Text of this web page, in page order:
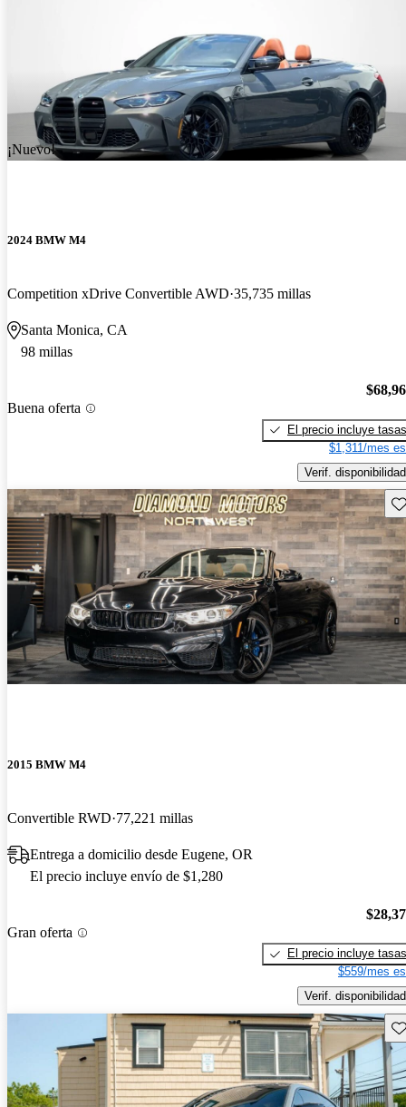
¡Nuevo!
2024 BMW M4
Competition xDrive Convertible AWD 35,735 millas
Santa Monica, CA
98 millas
Buena oferta
El precio incluye tasas
$1,311/mes
Verif. disponibilidad
2015 BMW M4
Convertible RWD 77,221 millas
Entrega a domicilio desde Eugene, OR
El precio incluye envío de $1,280
Gran oferta
El precio incluye tasas
$559/mes
Verif. disponibilidad